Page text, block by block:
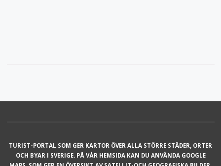
TURIST-PORTAL SOM GER KARTOR ÖVER ALLA STÖRRE STÄDER, ORTER
OCH BYAR I SVERIGE. PÅ VÅR HEMSIDA KAN DU ANVÄNDA GOOGLE